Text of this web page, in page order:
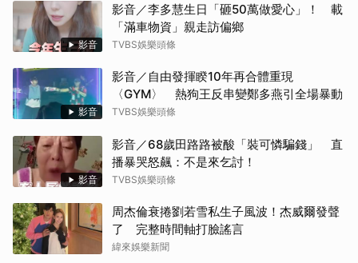
影音
影音／李多慧生日「砸50萬做愛心」！ 載
「滿車物資」親走訪偏鄉
TVBS娛樂頭條
影音
影音／自由發揮睽10年再合體重現
〈GYM〉 熱狗王反串變鄭多燕引全場暴動
TVBS娛樂頭條
影音
影音／68歲田路路被酸「裝可憐騙錢」 直
播暴哭怒飆：不是來乞討！
TVBS娛樂頭條
周杰倫衰捲劉若雪私生子風波！杰威爾發聲
了 完整時間軸打臉謠言
緯來娛樂新聞